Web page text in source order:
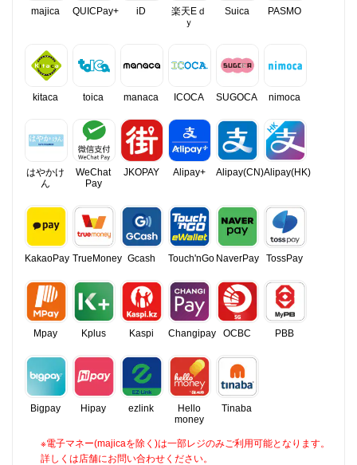
majica QUICPay+ iD
楽天Eｄ
ｙ
Suica PASMO
kitaca toica manaca ICOCA SUGOCA nimoca
はやかけ
ん
WeChat
Pay
JKOPAY Alipay+ Alipay(CN)Alipay(HK)
KakaoPay TrueMoney Gcash Touch'nGo NaverPay TossPay
Mpay Kplus Kaspi Changipay OCBC PBB
Bigpay Hipay ezlink
Hello
money
Tinaba
※電子マネー(majicaを除く)は一部レジのみご利用可能となります。
詳しくは店舗にお問い合わせください。